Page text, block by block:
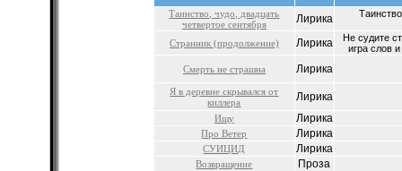
Таинство, чудо, двадцать
четвертое сентября
Лирика
Странник (продолжение) Лирика
Не судите
игра слов
Смерть не страшна
Лирика
Я в деревне скрывался от
киллера
Лирика
Ищу Лирика
Про Ветер Лирика
СУИЦИД Лирика
Возвращение Проза